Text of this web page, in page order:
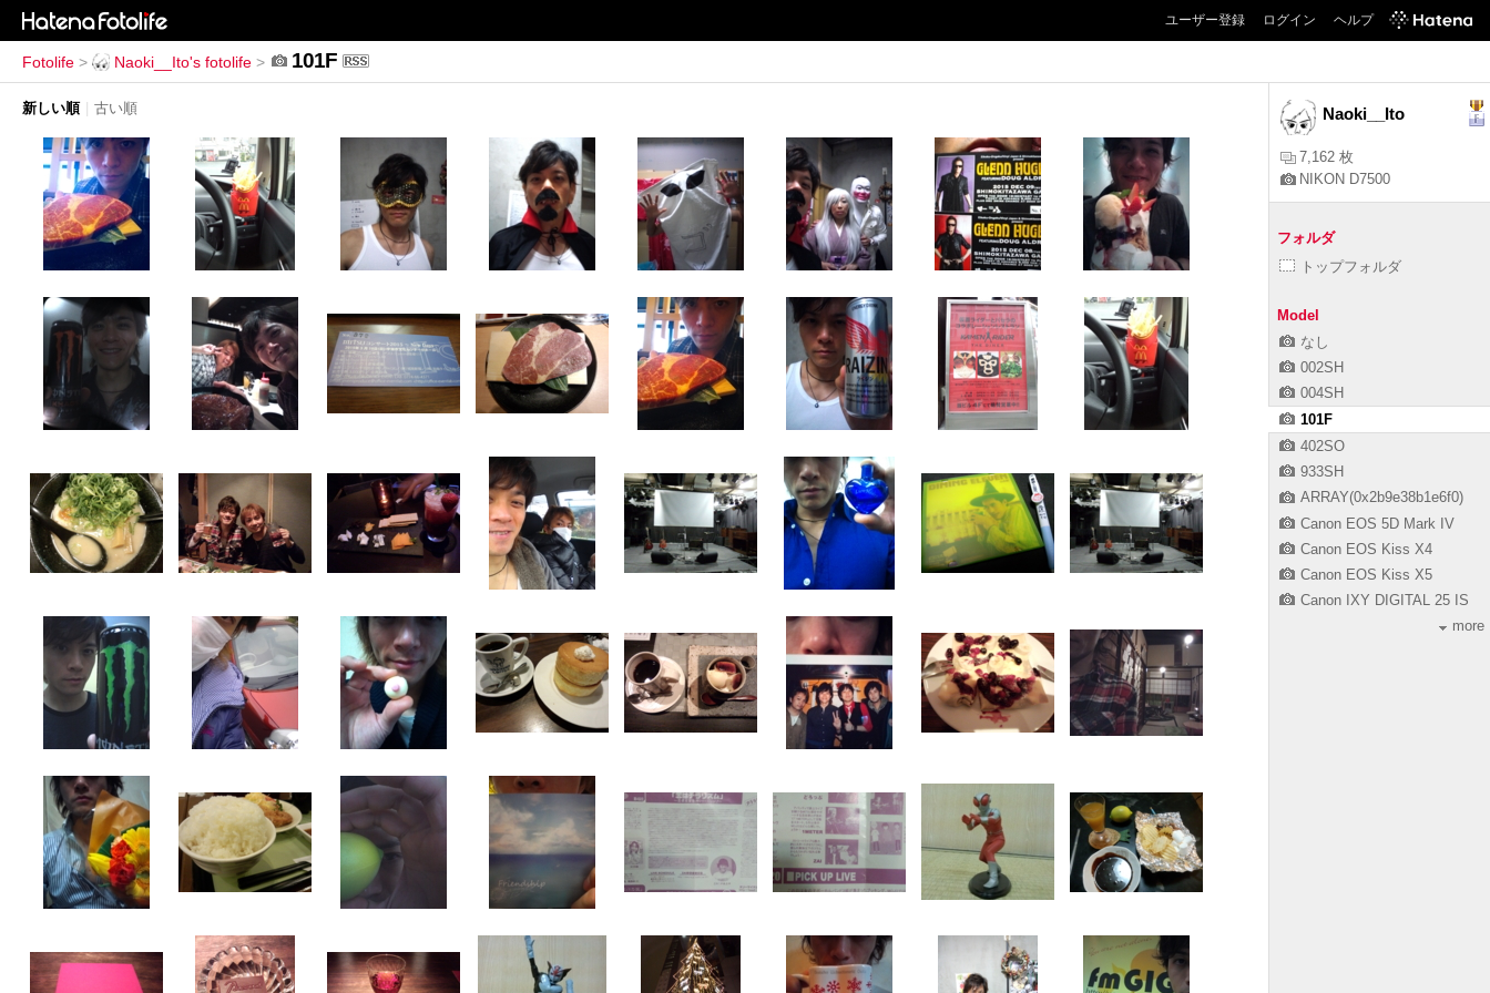
ユーザー登録 ログイン ヘルプ
Fotolife > Naoki__Ito's fotolife > 101F
新しい順 | 古い順 Naoki__Ito
7,162 枚
NIKON D7500
フォルダ
トップフォルダ
Model
なし
002SH
004SH
101F
402SO
933SH
ARRAY(0x2b9e38b1e6f0)
Canon EOS 5D Mark IV
Canon EOS Kiss X4
Canon EOS Kiss X5
Canon IXY DIGITAL 25 IS
more